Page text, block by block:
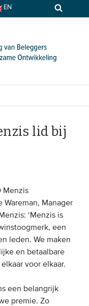
EN
lid bij
Menzis
Manager
‘Menzis is
een
leden. We maken
en betaalbare
voor elkaar.
een belangrijk
premie. Zo